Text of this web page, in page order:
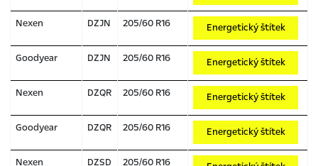
Nexen DZJN 205/60 R16 Energetický štítek
Goodyear DZJN 205/60 R16 Energetický štítek
Nexen DZQR 205/60 R16 Energetický štítek
Goodyear DZQR 205/60 R16 Energetický štítek
Nexen DZSD 205/60 R16